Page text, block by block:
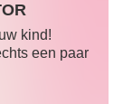
kind!
een paar